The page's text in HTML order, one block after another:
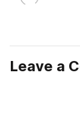
Leave a